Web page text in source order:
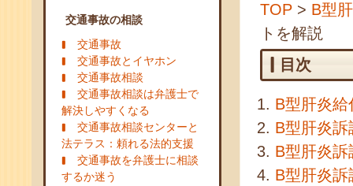
交通事故の相談
交通事故
交通事故とイヤホン
交通事故相談
交通事故相談は弁護士で
解決しやすくなる
交通事故相談センターと
法テラス：頼れる法的支援
交通事故を弁護士に相談
するか迷う
TOP > B型
トを解説
目次
B型肝炎
B型肝炎
B型肝炎
B型肝炎